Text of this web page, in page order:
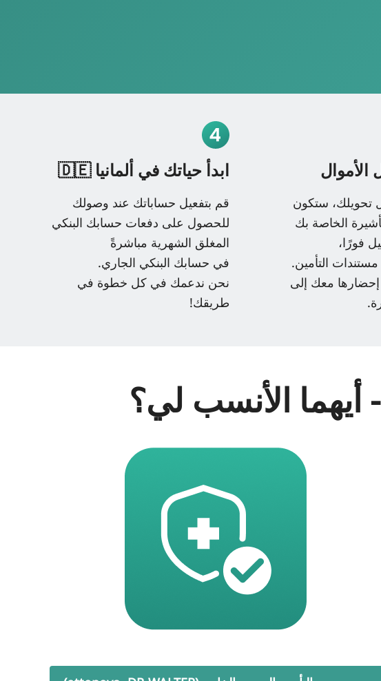
الأموال
تحويلك، ستكون
الخاصة بك
فورًا،
التأمين.
معك إلى
ابدأ حياتك في ألمانيا 🇩🇪
قم بتفعيل حساباتك عند وصولك
للحصول على دفعات حسابك البنكي
المغلق الشهرية مباشرةً
في حسابك البنكي الجاري.
نحن ندعمك في كل خطوة في
طريقك!
أيهما الأنسب لي؟